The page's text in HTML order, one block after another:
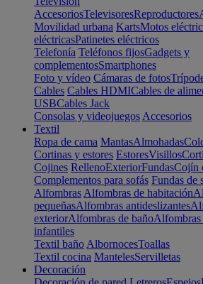
AccesoriosTelevisoresReproductores
Movilidad urbana KartsMotos
eléctricasPatinetes eléctricos
Telefonía Teléfonos fijosGadgets y
complementosSmartphones
Foto y vídeo Cámaras de fotos
Cables Cables HDMICables de
USBCables Jack
Consolas y videojuegos Accesorios
Textil
Ropa de cama MantasAlmohadas
Cortinas y estores EstoresVisillos
Cojines RellenoExteriorFundasCojín
Complementos para sofás Fundas de
Alfombras Alfombras de habitación
pequeñasAlfombras antideslizantes
exteriorAlfombras de bañoAlfombras
infantiles
Textil baño AlbornocesToallas
Textil cocina MantelesServilletas
Decoración